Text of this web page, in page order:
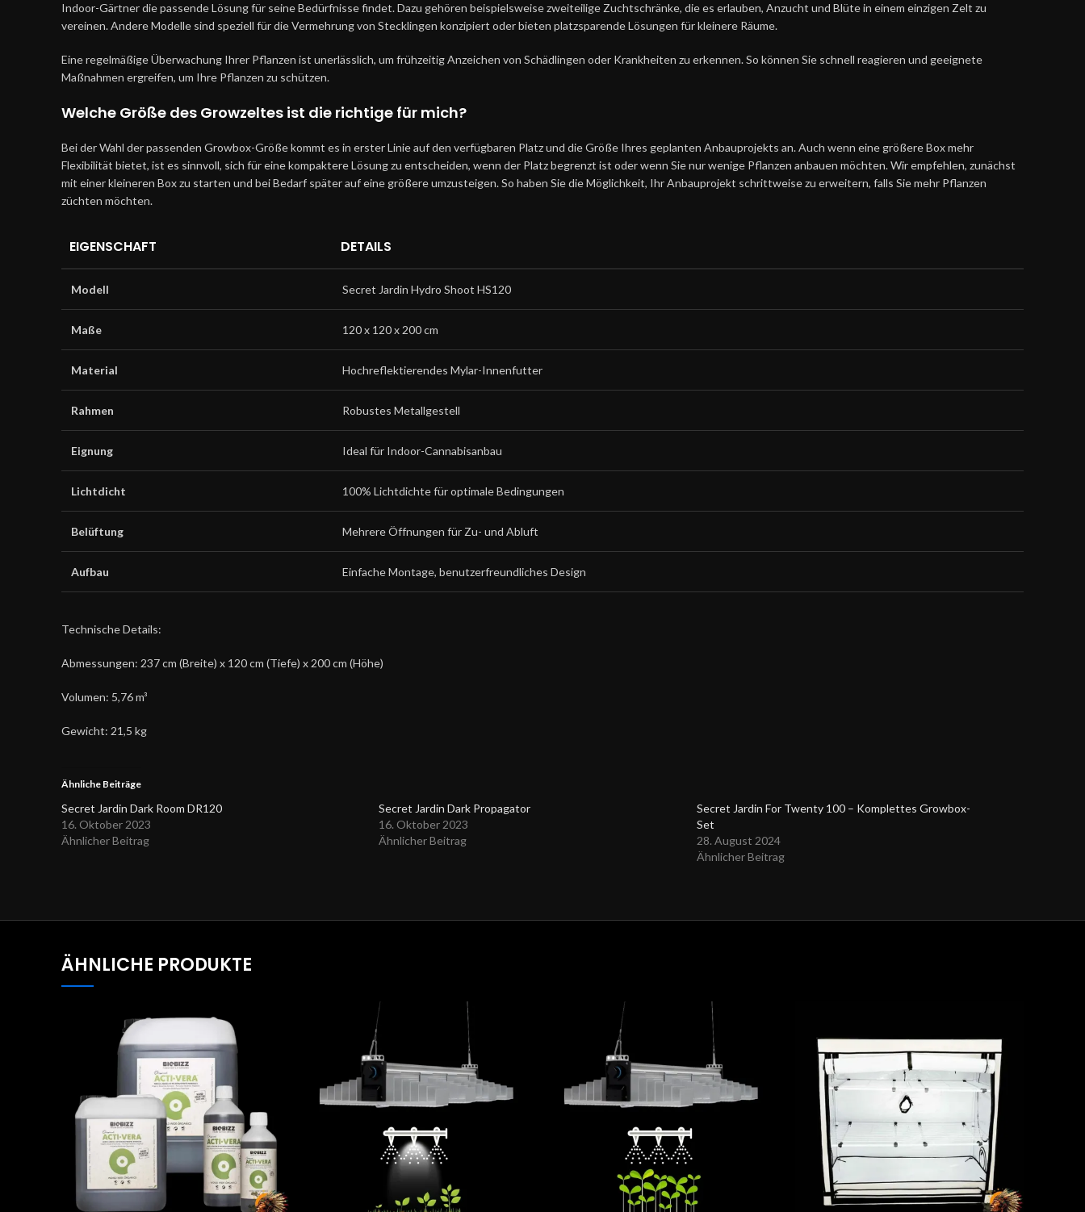
Indoor-Gärtner die passende Lösung für seine Bedürfnisse findet. Dazu gehören beispielsweise zweiteilige Zuchtschränke, die es erlauben, Anzucht und Blüte in einem einzigen Zelt zu
vereinen. Andere Modelle sind speziell für die Vermehrung von Stecklingen konzipiert oder bieten platzsparende Lösungen für kleinere Räume.
Eine regelmäßige Überwachung Ihrer Pflanzen ist unerlässlich, um frühzeitig Anzeichen von Schädlingen oder Krankheiten zu erkennen. So können Sie schnell reagieren und geeignete
Maßnahmen ergreifen, um Ihre Pflanzen zu schützen.
Welche Größe des Growzeltes ist die richtige für mich?
Bei der Wahl der passenden Growbox-Größe kommt es in erster Linie auf den verfügbaren Platz und die Größe Ihres geplanten Anbauprojekts an. Auch wenn eine größere Box mehr
Flexibilität bietet, ist es sinnvoll, sich für eine kompaktere Lösung zu entscheiden, wenn der Platz begrenzt ist oder wenn Sie nur wenige Pflanzen anbauen möchten. Wir empfehlen, zunächst
mit einer kleineren Box zu starten und bei Bedarf später auf eine größere umzusteigen. So haben Sie die Möglichkeit, Ihr Anbauprojekt schrittweise zu erweitern, falls Sie mehr Pflanzen
züchten möchten.
EIGENSCHAFT DETAILS
Modell Secret Jardin Hydro Shoot HS120
Maße 120 x 120 x 200 cm
Material Hochreflektierendes Mylar-Innenfutter
Rahmen Robustes Metallgestell
Eignung Ideal für Indoor-Cannabisanbau
Lichtdicht 100% Lichtdichte für optimale Bedingungen
Belüftung Mehrere Öffnungen für Zu- und Abluft
Aufbau Einfache Montage, benutzerfreundliches Design
Technische Details:
Abmessungen: 237 cm (Breite) x 120 cm (Tiefe) x 200 cm (Höhe)
Volumen: 5,76 m³
Gewicht: 21,5 kg
Ähnliche Beiträge
Secret Jardin Dark Room DR120
16. Oktober 2023
Ähnlicher Beitrag
Secret Jardin Dark Propagator
16. Oktober 2023
Ähnlicher Beitrag
Secret Jardin For Twenty 100 – Komplettes Growbox-
Set
28. August 2024
Ähnlicher Beitrag
ÄHNLICHE PRODUKTE